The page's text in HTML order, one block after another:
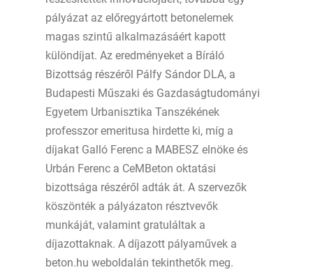
pályázat az előregyártott betonelemek
magas szintű alkalmazásáért kapott
különdíjat. Az eredményeket a Bíráló
Bizottság részéről Pálfy Sándor DLA, a
Budapesti Műszaki és Gazdaságtudományi
Egyetem Urbanisztika Tanszékének
professzor emeritusa hirdette ki, míg a
díjakat Galló Ferenc a MABESZ elnöke és
Urbán Ferenc a CeMBeton oktatási
bizottsága részéről adták át. A szervezők
köszönték a pályázaton résztvevők
munkáját, valamint gratuláltak a
díjazottaknak. A díjazott pályaművek a
beton.hu weboldalán tekinthetők meg.